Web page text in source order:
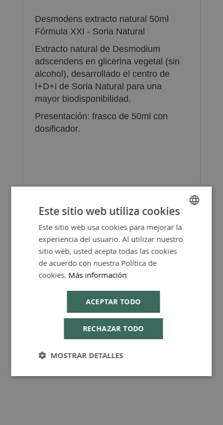
Desmodens extracto natural 50ml
Fórmula XXI - Soria Natural
Extracto natural de Desmodium
adscendens en glicerina vegetal (sin
alcohol), desarrollado el centro de
I+D+i de Soria Natural para una
mayor biodisponibilidad.
Presentación: frasco de 50ml con
dosificador.
FAQ - Preguntas y Respuestas
Consejos de Compra Producto
SPANISH
ENGLISH
Este sitio web utiliza cookies
Este sitio web usa cookies para mejorar la
experiencia del usuario. Al utilizar nuestro
sitio web, usted acepta todas las cookies
de acuerdo con nuestra Política de
cookies. Más información
ACEPTAR TODO
RECHAZAR TODO
MOSTRAR DETALLES